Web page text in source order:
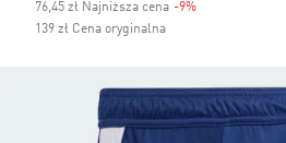
76,45 zł Najniższa cena -9%
139 zł Cena oryginalna